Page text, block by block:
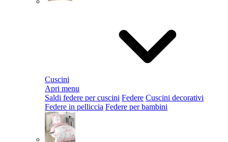
Cuscini
Apri menu
Saldi federe per cuscini Federe Cuscini decorativi
Federe in pelliccia Federe per bambini